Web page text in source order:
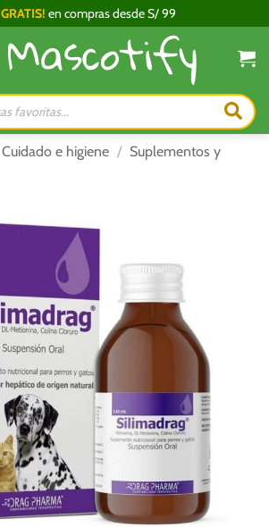
GRATIS! en compras desde S/ 99
Cuidado e higiene / Suplementos y